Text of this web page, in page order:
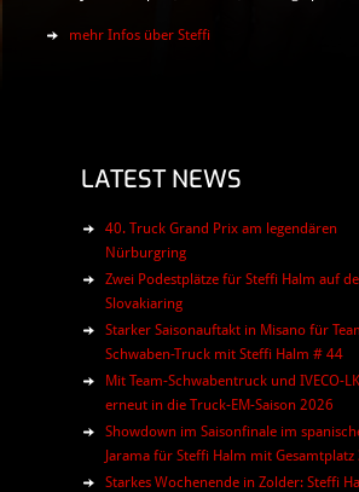
mehr Infos über Steffi
LATEST NEWS
40. Truck Grand Prix am legendären
Nürburgring
Zwei Podestplätze für Steffi Halm auf
Slovakiaring
Starker Saisonauftakt in Misano für
Schwaben-Truck mit Steffi Halm # 44
Mit Team-Schwabentruck und IVECO-
erneut in die Truck-EM-Saison 2026
Showdown im Saisonfinale im
Jarama für Steffi Halm mit Gesamtplatz
Starkes Wochenende in Zolder: Steffi